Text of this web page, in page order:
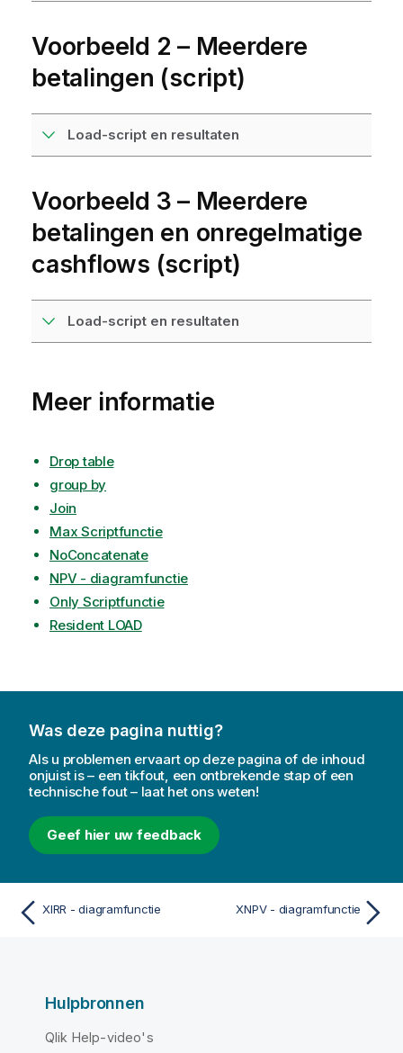
Voorbeeld 2 – Meerdere
betalingen (script)
Load-script en resultaten
Voorbeeld 3 – Meerdere
betalingen en onregelmatige
cashflows (script)
Load-script en resultaten
Meer informatie
Drop table
group by
Join
Max Scriptfunctie
NoConcatenate
NPV - diagramfunctie
Only Scriptfunctie
Resident LOAD
Was deze pagina nuttig?
Als u problemen ervaart op deze pagina of de inhoud
onjuist is – een tikfout, een ontbrekende stap of een
technische fout – laat het ons weten!
Geef hier uw feedback
XIRR - diagramfunctie XNPV - diagramfunctie
Hulpbronnen
Qlik Help-video's